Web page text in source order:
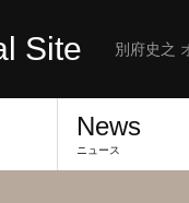
Site 別府史之
News
ニュース